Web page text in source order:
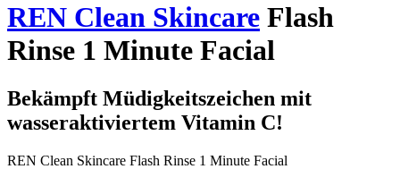
REN Clean Skincare Flash
Rinse 1 Minute Facial
Bekämpft Müdigkeitszeichen mit
wasseraktiviertem Vitamin C!
REN Clean Skincare Flash Rinse 1 Minute Facial